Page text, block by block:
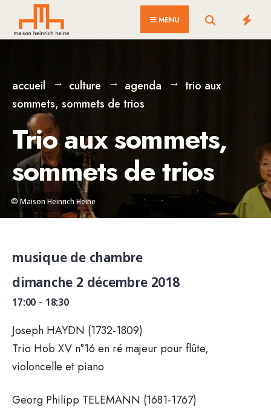
MENU
© Maison Heinrich Heine
accueil culture agenda
trio aux
sommets, sommets de trios
Trio aux sommets,
sommets de trios
musique de chambre
dimanche 2 décembre 2018
17:00 - 18:30
Joseph HAYDN (1732-1809)
Trio Hob XV n°16 en ré majeur pour flûte,
violoncelle et piano
Georg Philipp TELEMANN (1681-1767)